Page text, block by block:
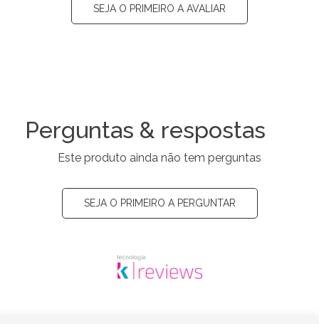
SEJA O PRIMEIRO A AVALIAR
Perguntas & respostas
Este produto ainda não tem perguntas
SEJA O PRIMEIRO A PERGUNTAR